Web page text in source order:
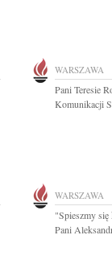
WARSZAWA
Pani Teresie
Komunikacji
WARSZAWA
"Spieszmy
Pani